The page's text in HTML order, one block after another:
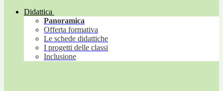
Didattica
Panoramica
Offerta formativa
Le schede didattiche
I progetti delle classi
Inclusione